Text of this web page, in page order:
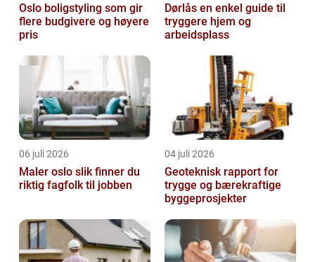
Oslo boligstyling som gir
flere budgivere og høyere
pris
Dørlås en enkel guide til
tryggere hjem og
arbeidsplass
06 juli 2026
Maler oslo slik finner du
riktig fagfolk til jobben
04 juli 2026
Geoteknisk rapport for
trygge og bærekraftige
byggeprosjekter